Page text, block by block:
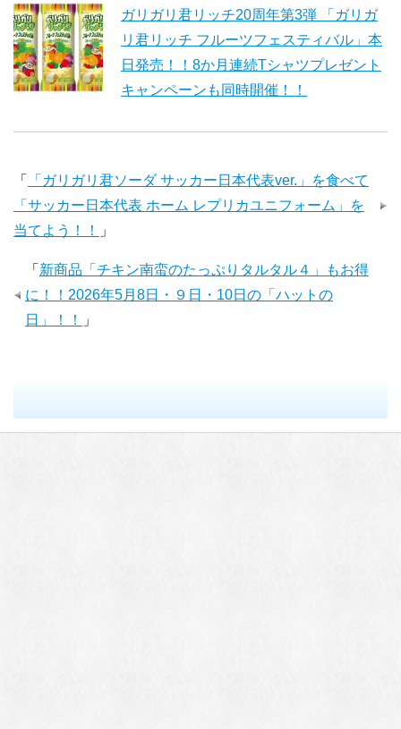
ガリガリ君リッチ20周年第3弾 「ガリガ
リ君リッチ フルーツフェスティバル」本
日発売！！8か月連続Tシャツプレゼント
キャンペーンも同時開催！！
「
「ガリガリ君ソーダ サッカー日本代表ver.」を食べて
「サッカー日本代表 ホーム レプリカユニフォーム」を
当てよう！！
」
「 新商品「チキン南蛮のたっぷりタルタル４」もお得
に！！2026年5月8日・９日・10日の「ハットの
日」！！
」